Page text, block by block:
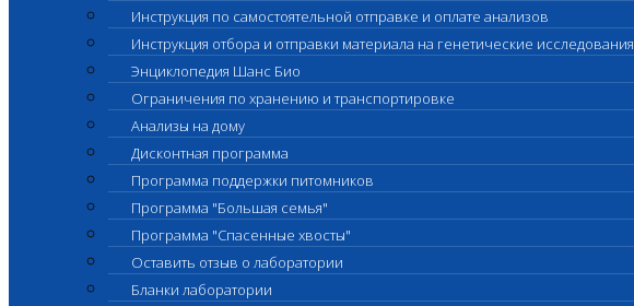
Инструкция по самостоятельной отправке и оплате анализов
Инструкция отбора и отправки материала на генетические исследования
Энциклопедия Шанс Био
Ограничения по хранению и транспортировке
Анализы на дому
Дисконтная программа
Программа поддержки питомников
Программа "Большая семья"
Программа "Спасенные хвосты"
Оставить отзыв о лаборатории
Бланки лаборатории